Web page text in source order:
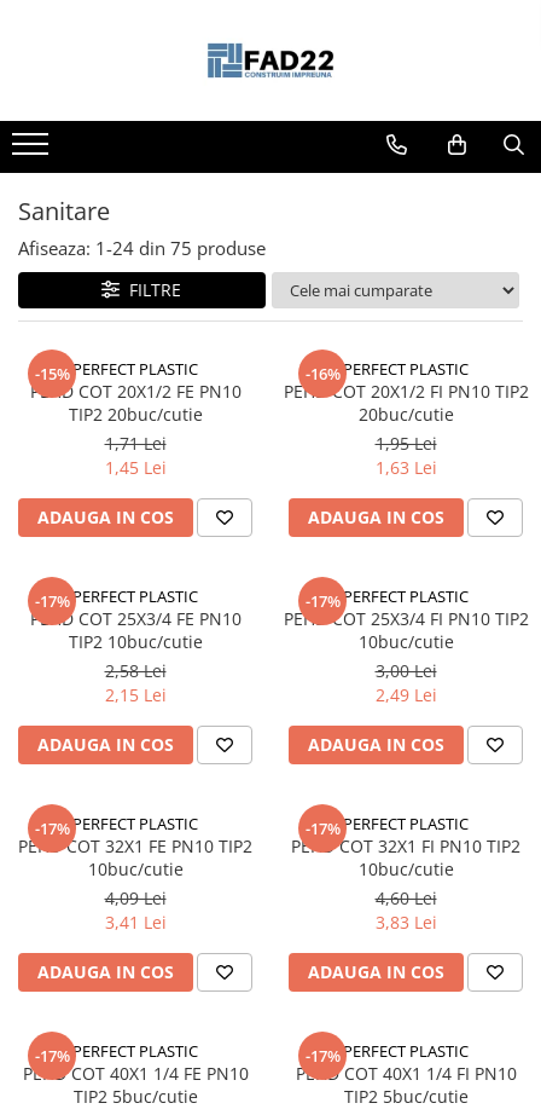
Materiale de constructii
Termoizolatii
Vata minerala
Accesorii termosistem
Lemn pentru constructii
Cherestea
Dusumea
Lambriu
Materiale prafoase
Gleturi
Ipsos
Mortare
Tencuieli decorative
autonivelante si pardoseli
industriale
Zidarie
Buiandrugi
Caramizi
Scule electrice, unelte si accesorii
Scule electrice
Masini de gaurit si insurubat
Ferastraie circulare
Generatoare
Accesorii electrice
Sanitare
Afiseaza: 1-24 din 75 produse
FILTRE
-15%PERFECT PLASTIC
PEHD COT 20X1/2 FE PN10
TIP2 20buc/cutie
1,71 Lei
1,45 Lei
ADAUGA IN COS
-16%PERFECT PLASTIC
PEHD COT 20X1/2 FI PN10 TIP2
20buc/cutie
1,95 Lei
1,63 Lei
ADAUGA IN COS
-17%PERFECT PLASTIC
PEHD COT 25X3/4 FE PN10
TIP2 10buc/cutie
2,58 Lei
2,15 Lei
ADAUGA IN COS
-17%PERFECT PLASTIC
PEHD COT 25X3/4 FI PN10 TIP2
10buc/cutie
3,00 Lei
2,49 Lei
ADAUGA IN COS
-17%PERFECT PLASTIC
PEHD COT 32X1 FE PN10 TIP2
10buc/cutie
4,09 Lei
3,41 Lei
ADAUGA IN COS
-17%PERFECT PLASTIC
PEHD COT 32X1 FI PN10 TIP2
10buc/cutie
4,60 Lei
3,83 Lei
ADAUGA IN COS
-17%PERFECT PLASTIC
PEHD COT 40X1 1/4 FE PN10
TIP2 5buc/cutie
-17%PERFECT PLASTIC
PEHD COT 40X1 1/4 FI PN10
TIP2 5buc/cutie